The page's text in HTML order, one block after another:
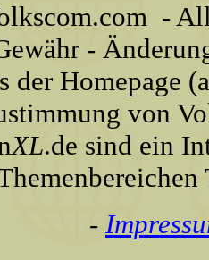
-
-
der Homepage
von
XL.de sind ein
-